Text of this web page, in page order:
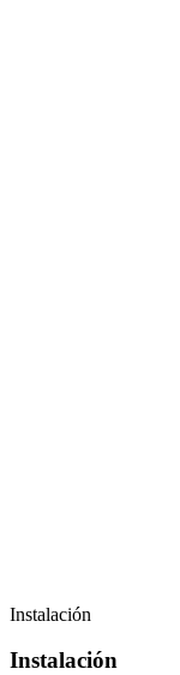
Instalación
Instalación